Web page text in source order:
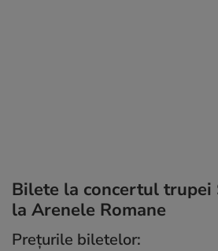
Bilete la concertul trupei
la Arenele Romane
Prețurile biletelor: